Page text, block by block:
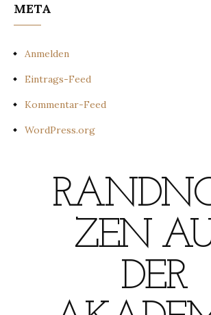
META
Anmelden
Eintrags-Feed
Kommentar-Feed
WordPress.org
ZEN
DER